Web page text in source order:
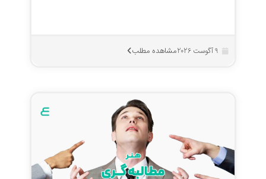
مشاهده مطلب